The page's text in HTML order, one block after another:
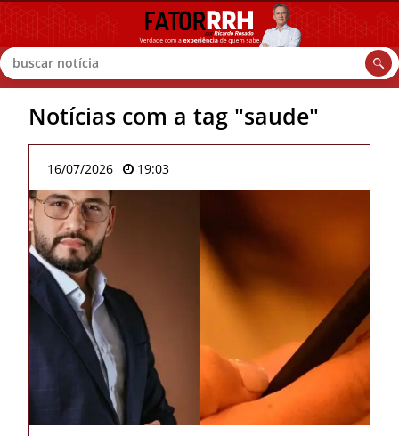
Buscar
Notícias com a tag "saude"
16/07/2026 19:03